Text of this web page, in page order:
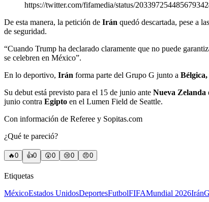
https://twitter.com/fifamedia/status/
De esta manera, la petición de Irán quedó descartada, pese a
de seguridad.
“Cuando Trump ha declarado claramente que no puede
se celebren en México”.
En lo deportivo, Irán forma parte del Grupo G junto a
Su debut está previsto para el 15 de junio ante Nueva Zelanda
junio contra Egipto en el Lumen Field de Seattle.
Con información de Referee y Sopitas.com
¿Qué te pareció?
🔥0 👍0 😲0 😢0 😠0
Etiquetas
MéxicoEstados UnidosDeportesFutbolFIFAMundial 2026Irán